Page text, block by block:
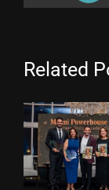
Related